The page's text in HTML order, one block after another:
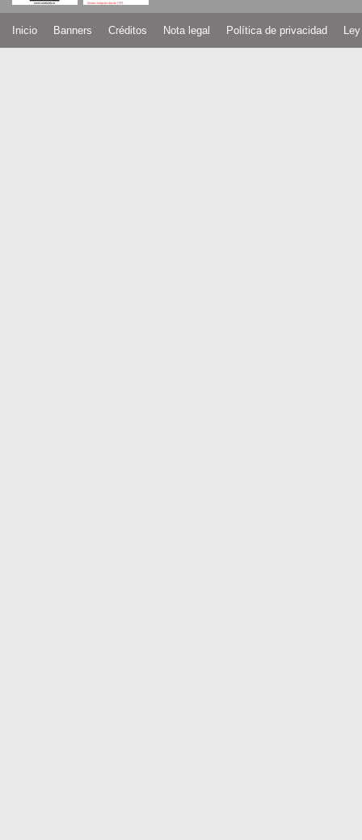
Inicio Banners Créditos Nota legal Política de privacidad